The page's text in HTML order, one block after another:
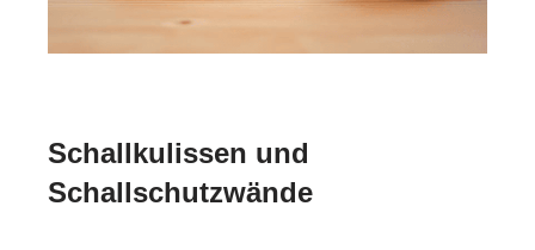
Schallkulissen und
Schallschutzwände